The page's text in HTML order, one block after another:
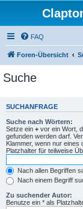
FAQ
Foren-Übersicht
Suche
SUCHANFRAGE
Suche nach Wörtern:
Setze ein + vor ein Wort,
gefunden werden darf.
Klammer, wenn nur eines
Platzhalter für teilweise
Nach allen Begriffen
Nach einem Begriff
Zu suchender Autor:
Benutze ein * als